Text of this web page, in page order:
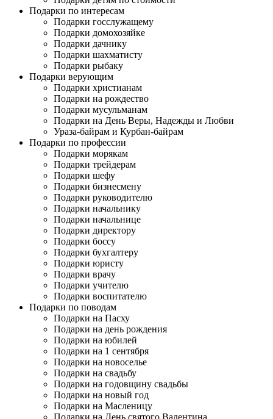
Подарки по интересам
Подарки госслужащему
Подарки домохозяйке
Подарки дачнику
Подарки шахматисту
Подарки рыбаку
Подарки верующим
Подарки христианам
Подарки на рождество
Подарки мусульманам
Подарки на День Веры, Надежды и Любви
Ураза-байрам и Курбан-байрам
Подарки по профессии
Подарки морякам
Подарки трейдерам
Подарки шефу
Подарки бизнесмену
Подарки руководителю
Подарки начальнику
Подарки начальнице
Подарки директору
Подарки боссу
Подарки бухгалтеру
Подарки юристу
Подарки врачу
Подарки учителю
Подарки воспитателю
Подарки по поводам
Подарки на Пасху
Подарки на день рождения
Подарки на юбилей
Подарки на 1 сентября
Подарки на новоселье
Подарки на свадьбу
Подарки на годовщину свадьбы
Подарки на новый год
Подарки на Масленицу
Подарки на День святого Валентина